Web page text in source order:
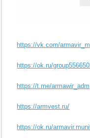
https://vk.com/
https://ok.ru/
https://t.me/armawir_adm
https://armvest.ru/
https://ok.ru/